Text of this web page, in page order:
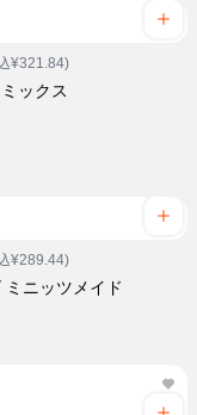
¥321.84)
ックス
¥289.44)
ミニッツメイド